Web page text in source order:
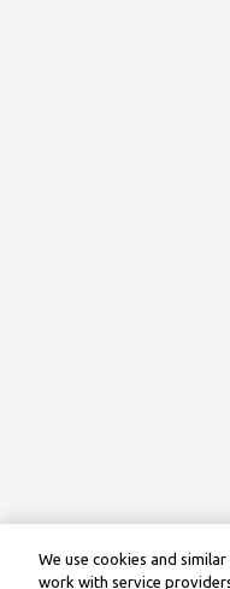
We use cookies and
work with service